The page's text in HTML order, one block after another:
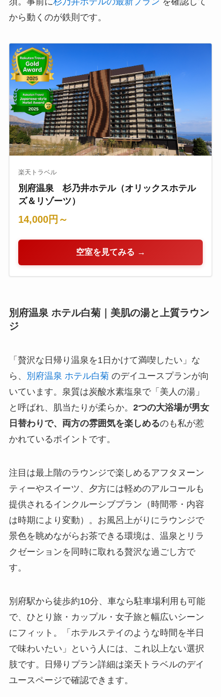
から動くのが鉄則です。
楽天トラベル
別府温泉 杉乃井ホテル（オリックスホテル
ズ＆リゾーツ）
14,000円～
空室を見てみる →
別府温泉 ホテル白菊｜美肌の湯と上質ラウン
ジ
「贅沢な日帰り温泉を1日かけて満喫したい」な
ら、
別府温泉 ホテル白菊のデイユースプランが向
いています。泉質は炭酸水素塩泉で「美人の湯」
と呼ばれ、肌当たりが柔らか。 2つの大浴場が男女
日替わりで、両方の雰囲気を楽しめるのも私が惹
かれているポイントです。
注目は最上階のラウンジで楽しめるアフタヌーン
ティーやスイーツ、夕方には軽めのアルコールも
提供されるインクルーシブプラン（時間帯・内容
は時期により変動）。お風呂上がりにラウンジで
景色を眺めながらお茶できる環境は、温泉とリラ
クゼーションを同時に取れる贅沢な過ごし方で
す。
別府駅から徒歩約10分、車なら駐車場利用も可能
で、ひとり旅・カップル・女子旅と幅広いシーン
にフィット。「ホテルステイのような時間を半日
で味わいたい」という人には、これ以上ない選択
肢です。日帰りプラン詳細は楽天トラベルのデイ
ユースページで確認できます。